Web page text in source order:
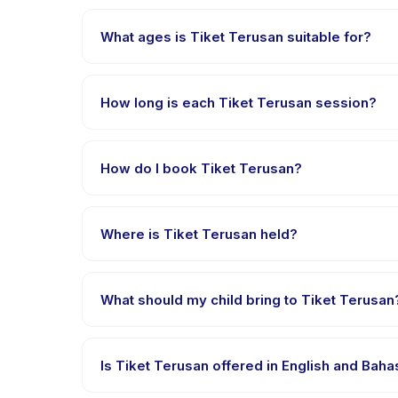
What ages is Tiket Terusan suitable for?
appropriately challenged.
How long is each Tiket Terusan session?
How do I book Tiket Terusan?
payment is processed.
Where is Tiket Terusan held?
What should my child bring to Tiket
confirmation.
Is Tiket Terusan offered in English and